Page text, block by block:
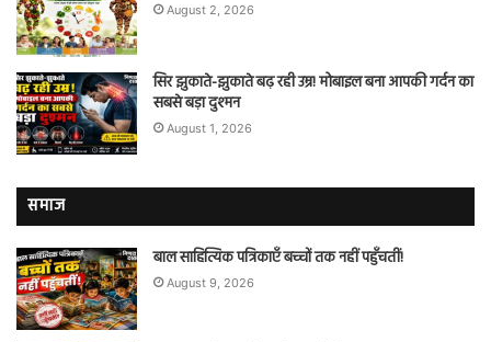
August 2, 2026
सिर झुकाते-झुकाते बढ़ रही उम्र! मोबाइल बना आपकी गर्दन का
सबसे बड़ा दुश्मन
August 1, 2026
समाज
बाल साहित्यिक पत्रिकाएँ बच्चों तक नहीं पहुँचतीं!
August 9, 2026